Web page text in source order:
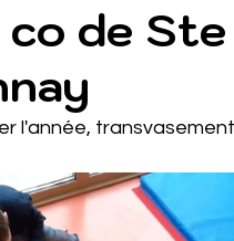
co de
l'année, transvasement